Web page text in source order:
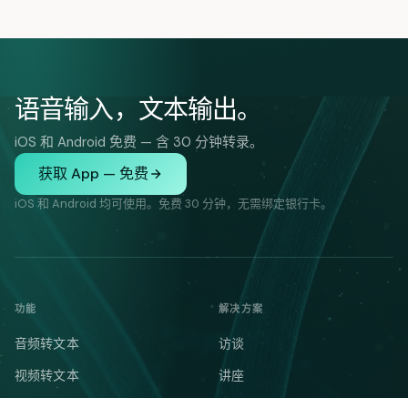
语音输入，文本输出。
iOS 和 Android 免费 — 含 30 分钟转录。
获取 App — 免费
iOS 和 Android 均可使用。免费 30 分钟，无需绑定银行卡。
功能
音频转文本
视频转文本
解决方案
访谈
讲座